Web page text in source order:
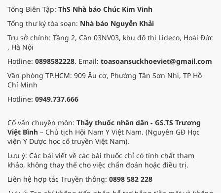
Tổng Biên Tập: ThS Nhà báo Chúc Kim Vinh
Tổng thư ký tòa soạn: Nhà báo Nguyễn Khải
Trụ sở chính: Tầng 2, Căn 03NV03, khu đô thị Lideco, Hoài Đức
, Hà Nội
Hotline: 0898582228. Email: toasoansuckhoeviet@gmail.com
Văn phòng TP.HCM: 909 Âu cơ, Phường Tân Sơn Nhì, TP Hồ
Chí Minh
Hotline: 0949.737.666
Cố vấn chuyên môn: Thầy thuốc nhân dân - GS.TS Trương
Việt Bình – Chủ tịch Hội Nam Y Việt Nam. (Nguyên GĐ Học
viện Y Dược học cổ truyền Việt Nam).
Lưu ý: Các bài viết về các bài thuốc chỉ có tính chất tham
khảo, không thay thế cho việc chẩn đoán hoặc điều trị.
Liên hệ hợp tác Truyền thông: 0898 582 228